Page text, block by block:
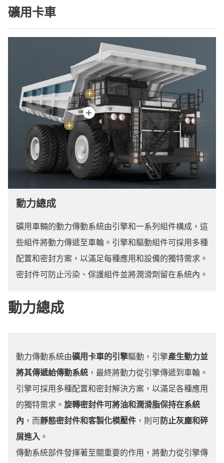
礦用卡車
動力總成
礦用車輛的動力傳動系統由引擎和一系列組件構成，這
些組件將動力傳遞至車輪。引擎和驅動組件可採用多種
配置和密封方案，以滿足每種應用和設備的獨特需求。
密封件可防止污染、保護組件並將潤滑劑留在系統內。
動力總成
動力傳動系統由礦用卡車的引擎驅動，引擎產生動力並
將其傳遞給傳動系統 ，最終將動力從引擎傳遞到車輪。
引擎可採用多種配置和密封解決方案，以滿足各種應用
的獨特需求。 旋轉密封件可將油和潤滑脂保持在系統
內 ，而靜態密封件和客製化模壓件 ，則可防止灰塵和碎
屑進入 。
傳動系統部件發揮著至關重要的作用，將動力從引擎傳